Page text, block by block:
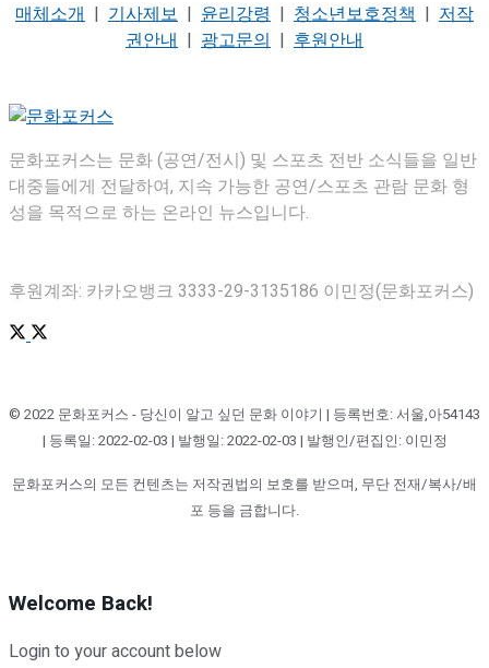
매체소개 | 기사제보 | 윤리강령 | 청소년보호정책 | 저작
권안내 | 광고문의 | 후원안내
문화포커스는 문화 (공연/전시) 및 스포츠 전반 소식들을 일반
대중들에게 전달하여, 지속 가능한 공연/스포츠 관람 문화 형
성을 목적으로 하는 온라인 뉴스입니다.
후원계좌: 카카오뱅크 3333-29-3135186 이민정(문화포커스)
© 2022 문화포커스 - 당신이 알고 싶던 문화 이야기 | 등록번호: 서울,아54143
| 등록일: 2022-02-03 | 발행일: 2022-02-03 | 발행인/편집인: 이민정
문화포커스의 모든 컨텐츠는 저작권법의 보호를 받으며, 무단 전재/복사/배
포 등을 금합니다.
Welcome Back!
Login to your account below